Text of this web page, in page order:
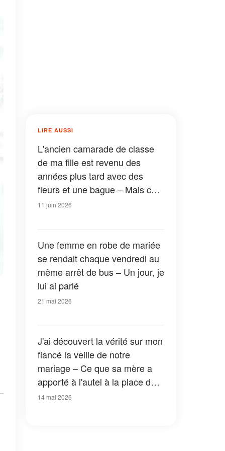
LIRE AUSSI
L'ancien camarade de classe
de ma fille est revenu des
années plus tard avec des
fleurs et une bague – Mais ce
que j’ai découvert sur ses
11 juin 2026
Une femme en robe de mariée
se rendait chaque vendredi au
même arrêt de bus – Un jour, je
lui ai parlé
21 mai 2026
J'ai découvert la vérité sur mon
fiancé la veille de notre
mariage – Ce que sa mère a
apporté à l'autel à la place de
la boîte contenant la bague l'a
14 mai 2026